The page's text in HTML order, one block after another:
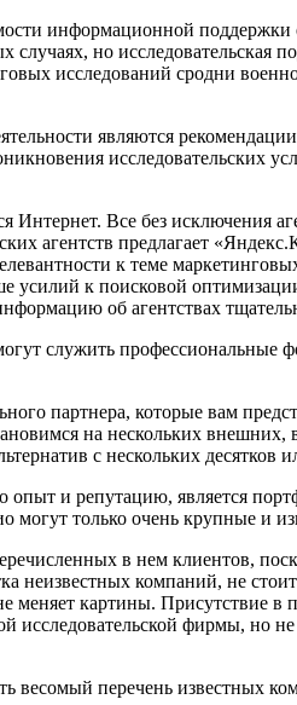
информационной
но
исследований сродни
являются
исследовательских
Все без исключения
агентств предлагает
к теме
усилий к поисковой
об агентствах
служить профессиональные
партнера, которые вам
на нескольких
с нескольких десятков
и репутацию, является
только очень крупные и
в нем клиентов,
неизвестных компаний, не
меняет картины. Присутствие
исследовательской фирмы, но
перечень известных